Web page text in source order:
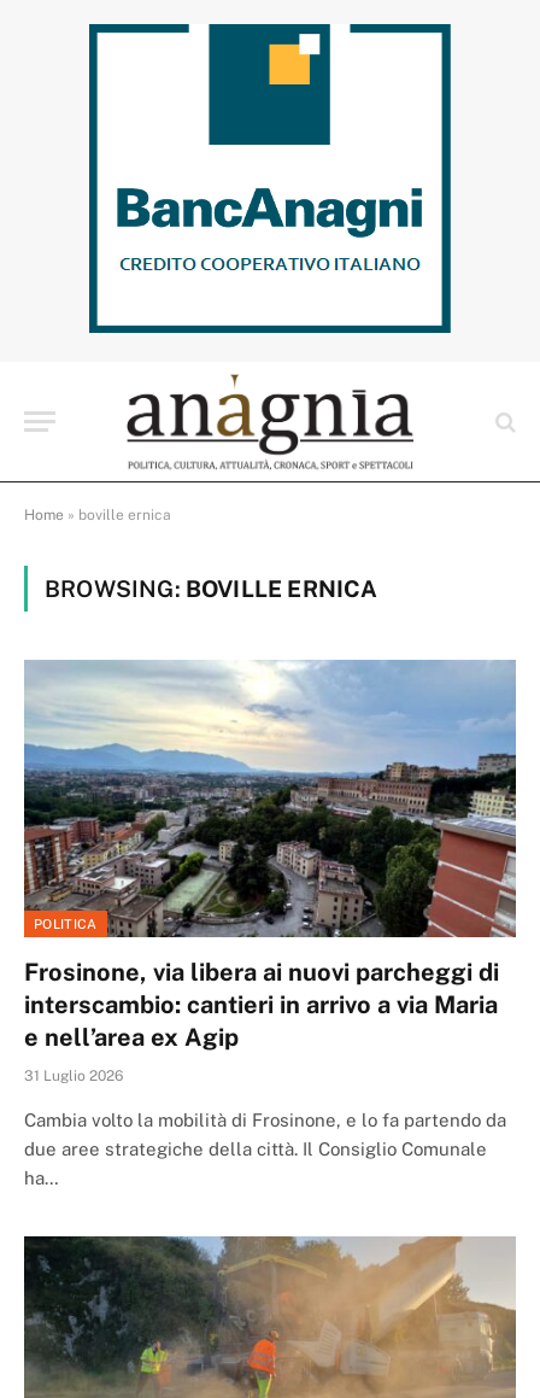
Home » boville ernica
BROWSING: BOVILLE ERNICA
POLITICA
Frosinone, via libera ai nuovi parcheggi di
interscambio: cantieri in arrivo a via Maria
e nell’area ex Agip
31 Luglio 2026
Cambia volto la mobilità di Frosinone, e lo fa partendo da
due aree strategiche della città. Il Consiglio Comunale
ha…